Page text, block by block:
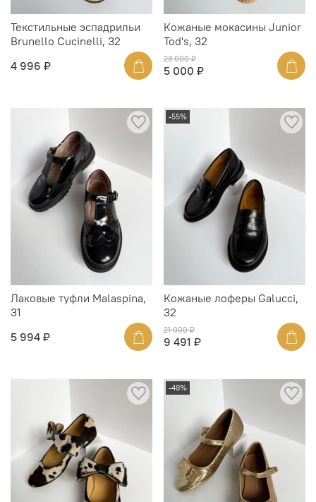
Текстильные эспадрильи
Brunello Cucinelli, 32
4 996 ₽
Кожаные мокасины Junior
Tod's, 32
23 000 ₽
5 000 ₽
Лаковые туфли Malaspina,
31
5 994 ₽
-55%
Кожаные лоферы Galucci,
32
21 000 ₽
9 491 ₽
-48%